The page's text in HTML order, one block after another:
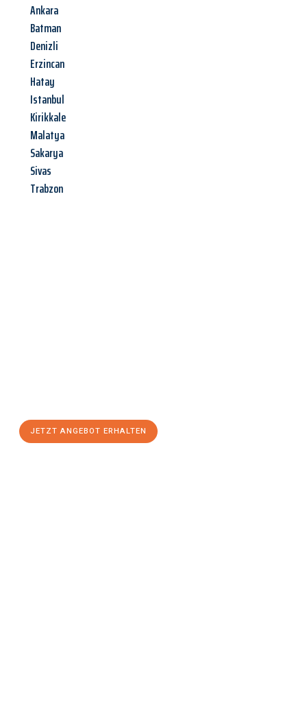
Ankara
Batman
Denizli
Erzincan
Hatay
Istanbul
Kirikkale
Malatya
Sakarya
Sivas
Trabzon
JETZT ANGEBOT ERHALTEN